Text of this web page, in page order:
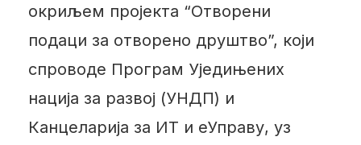
окриљем пројекта “Отворени
подаци за отворено друштво”, који
спроводе Програм Уједињених
нација за развој (УНДП) и
Канцеларија за ИТ и еУправу, уз